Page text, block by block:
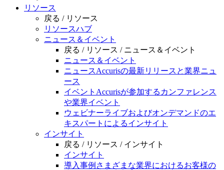
リソース
戻る / リソース
リソースハブ
ニュース＆イベント
戻る / リソース / ニュース＆イベント
ニュース＆イベント
ニュースAccurisの最新リリースと業界ニュ
ース
イベント Accurisが参加するカンファレンス
や業界イベント
ウェビナーライブおよびオンデマンドのエ
キスパートによるインサイト
インサイト
戻る / リソース / インサイト
インサイト
導入事例 さまざまな業界におけるお客様の